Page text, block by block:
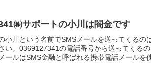
㈱サポートの小川は闇金です
小川という名前でSMSメールを送ってくるの
い。0369127341の電話番号から送ってくる
ールはSMS金融と呼ばれる携帯電話メールを